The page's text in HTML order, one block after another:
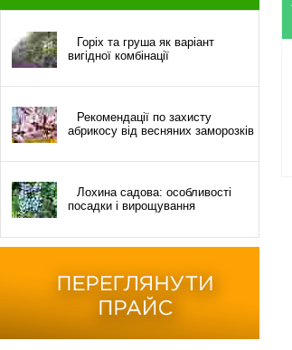
Горіх та груша як варіант
вигідної комбінації
Рекомендації по захисту
абрикосу від весняних заморозків
Лохина садова: особливості
посадки і вирощування